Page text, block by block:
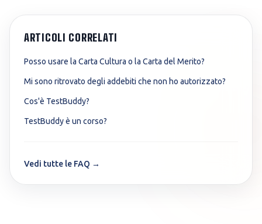
ARTICOLI CORRELATI
Posso usare la Carta Cultura o la Carta del Merito?
Mi sono ritrovato degli addebiti che non ho autorizzato?
Cos'è TestBuddy?
TestBuddy è un corso?
Vedi tutte le FAQ →